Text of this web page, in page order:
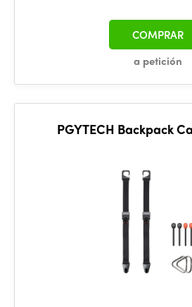
a petición
COMPRAR
PGYTECH Backpack